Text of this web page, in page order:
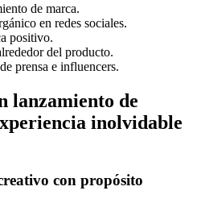
de marca.
en redes sociales.
positivo.
del producto.
prensa e influencers.
lanzamiento de
inolvidable
con propósito